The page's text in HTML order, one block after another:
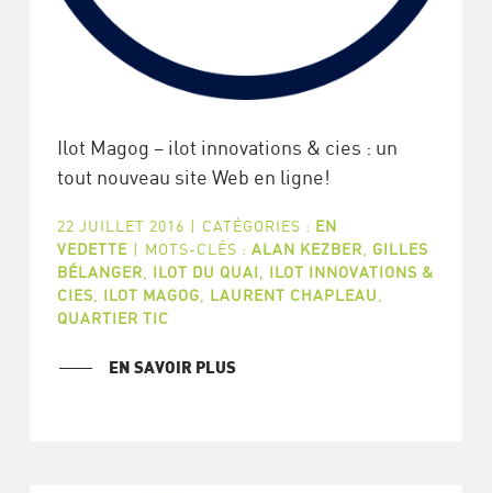
Ilot Magog – ilot innovations & cies : un
tout nouveau site Web en ligne!
22 JUILLET 2016 | CATÉGORIES : EN
VEDETTE | MOTS-CLÉS : ALAN KEZBER
GILLES
BÉLANGER
ILOT DU QUAI
ILOT INNOVATIONS &
CIES
ILOT MAGOG LAURENT CHAPLEAU
QUARTIER TIC
EN SAVOIR PLUS